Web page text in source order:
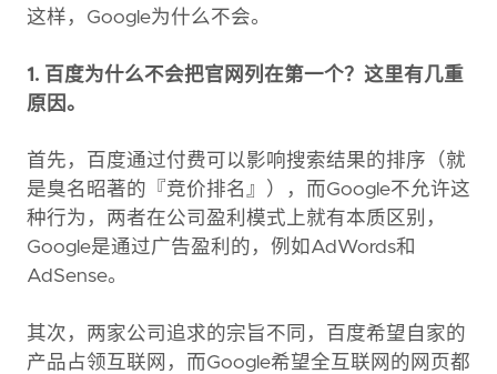
这样，Google为什么不会。
1. 百度为什么不会把官网列在第一个？这里有几重
原因。
首先，百度通过付费可以影响搜索结果的排序（就
是臭名昭著的『竞价排名』），而Google不允许这
种行为，两者在公司盈利模式上就有本质区别，
Google是通过广告盈利的，例如AdWords和
AdSense。
其次，两家公司追求的宗旨不同，百度希望自家的
产品占领互联网，而Google希望全互联网的网页都